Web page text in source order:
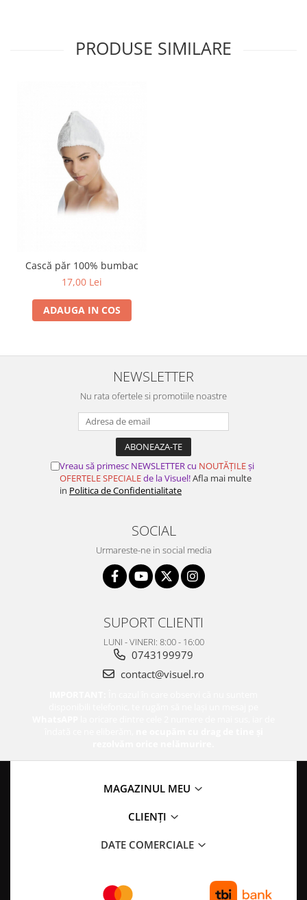
PRODUSE SIMILARE
Cască păr 100% bumbac
17,00 Lei
ADAUGA IN COS
NEWSLETTER
Nu rata ofertele si promotiile noastre
Vreau să primesc NEWSLETTER cu NOUTĂȚILEși
OFERTELE SPECIALEde la Visuel!Afla mai multe
in Politica de Confidentialitate
SOCIAL
Urmareste-ne in social media
SUPORT CLIENTI
LUNI - VINERI: 8:00 - 16:00
0743199979
contact@visuel.ro
MAGAZINUL MEU
CLIENȚI
DATE COMERCIALE